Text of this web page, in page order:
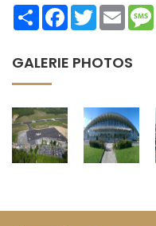
ShareFacebookTwitterEmail
GALERIE PHOTOS